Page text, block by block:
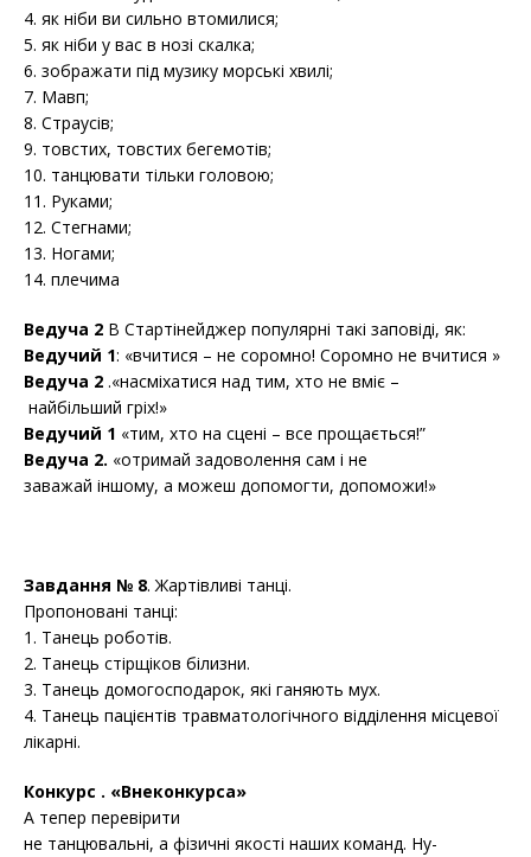
4. як ніби ви сильно втомилися;
5. як ніби у вас в нозі скалка;
6. зображати під музику морські хвилі;
7. Мавп;
8. Страусів;
9. товстих, товстих бегемотів;
10. танцювати тільки головою;
11. Руками;
12. Стегнами;
13. Ногами;
14. плечима
Ведуча 2 В Стартінейджер популярні такі заповіді, як:
Ведучий 1: «вчитися – не соромно! Соромно не вчитися »
Ведуча 2 .«насміхатися над тим, хто не вміє –
найбільший гріх!»
Ведучий 1 «тим, хто на сцені – все прощається!”
Ведуча 2. «отримай задоволення сам і не
заважай іншому, а можеш допомогти, допоможи!»
Завдання № 8. Жартівливі танці.
Пропоновані танці:
1. Танець роботів.
2. Танець стірщіков білизни.
3. Танець домогосподарок, які ганяють мух.
4. Танець пацієнтів травматологічного відділення місцевої
лікарні.
Конкурс . «Внеконкурса»
А тепер перевірити
не танцювальні, а фізичні якості наших команд. Ну-